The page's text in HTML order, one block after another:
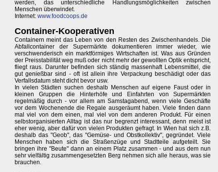
werden, das unterschiedliche Handlungsmöglichkeiten zwischen
Menschen überwindet.
Internet: www.foodcoops.de
Container-Kooperativen
Containern meint das Leben von den Resten des Zwischenhandels. Die
Abfallcontainer der Supermärkte dokumentieren immer wieder, wie
verschwenderisch ein marktförmiges Wirtschaften ist. Was aus Gründen
der Preisstabilität weg muß oder nicht mehr der gewollten Optik entspricht,
fliegt raus. Darunter befinden sich ständig massenhaft Lebensmittel, die
gut genießbar sind - oft ist allein ihre Verpackung beschädigt oder das
Verfallsdatum steht dicht bevor usw.
In vielen Städten suchen deshalb Menschen auf eigene Faust oder in
kleinen Gruppen die Hinterhöfe und Einfahrten von Supermärkten
regelmäßig durch - vor allem am Samstagabend, wenn viele Geschäfte
vor dem Wochenende die Regale ausgeräumt haben. Viele finden dann
mal viel von dem einen, mal viel von dem anderen Produkt. Für einen
selbstorganisierten Alltag ist das nur begrenzt interessant, denn meist ist
eher wenig, aber dafür von vielen Produkten gefragt. In Wien hat sich z.B.
deshalb das "Geob", das "Gemüse- und Obstkollektiv", gegründet. Viele
Menschen haben sich die Straßenzüge und Stadtteile aufgeteilt. Sie
bringen ihre "Beute" dann an einem Platz zusammen - und aus dem nun
sehr vielfältig zusammengesetzten Berg nehmen sich alle heraus, was sie
brauchen.